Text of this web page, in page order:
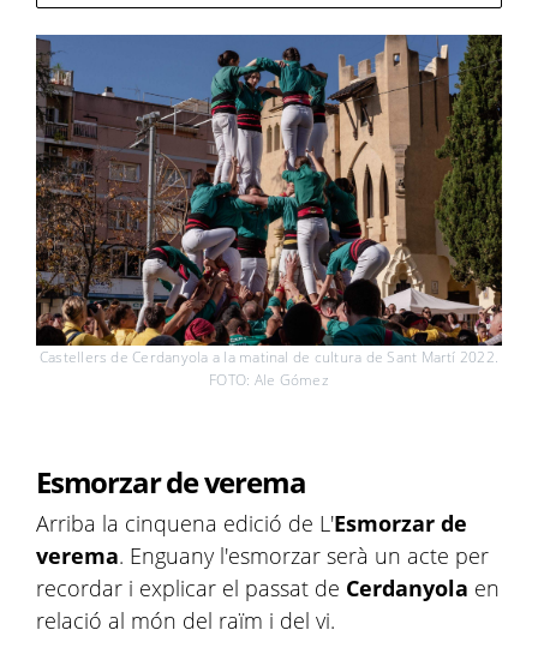
Castellers de Cerdanyola a la matinal de cultura de Sant Martí 2022.
FOTO: Ale Gómez
Esmorzar de verema
Arriba la cinquena edició de L'Esmorzar de
verema. Enguany l'esmorzar serà un acte per
recordar i explicar el passat de Cerdanyola en
relació al món del raïm i del vi.